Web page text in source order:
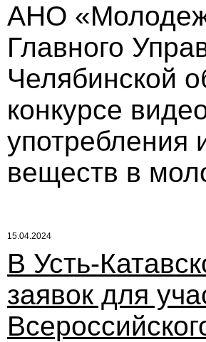
АНО
Главного
Челябинской
конкурсе
употребления
веществ в
15.04.2024
В Усть-
заявок для